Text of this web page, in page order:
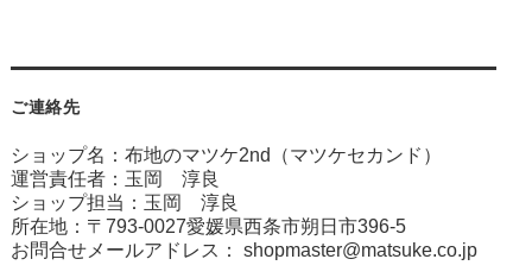
ご連絡先
ショップ名：布地のマツケ2nd（マツケセカンド）
運営責任者：玉岡 淳良
ショップ担当：玉岡 淳良
所在地：〒793-0027愛媛県西条市朔日市396-5
お問合せメールアドレス： shopmaster@matsuke.co.jp